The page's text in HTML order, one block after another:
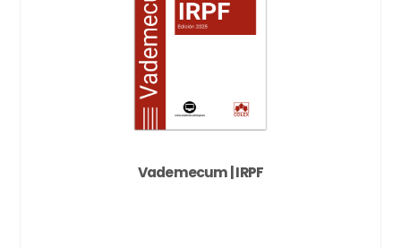
Vademecum | IRPF